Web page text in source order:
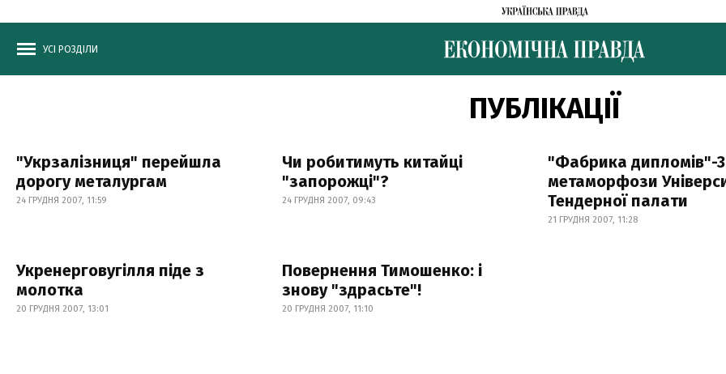
УСІ РОЗДІЛИ
ПУБЛІКАЦІЇ
"Укрзалізниця" перейшла
дорогу металургам
24 ГРУДНЯ 2007, 11:59
Чи робитимуть китайці
"запорожці"?
24 ГРУДНЯ 2007, 09:43
"Фабрика дипломів"-
метаморфози
Тендерної палати
21 ГРУДНЯ 2007, 11:28
Укренерговугілля піде з
молотка
20 ГРУДНЯ 2007, 13:01
Повернення Тимошенко: і
знову "здрасьте"!
20 ГРУДНЯ 2007, 11:10